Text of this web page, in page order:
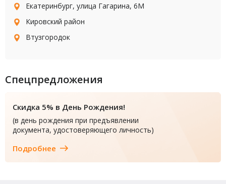
Екатеринбург, улица Гагарина, 6М
Кировский район
Втузгородок
Спецпредложения
Скидка 5% в День Рождения!
(в день рождения при предъявлении
документа, удостоверяющего личность)
Подробнее